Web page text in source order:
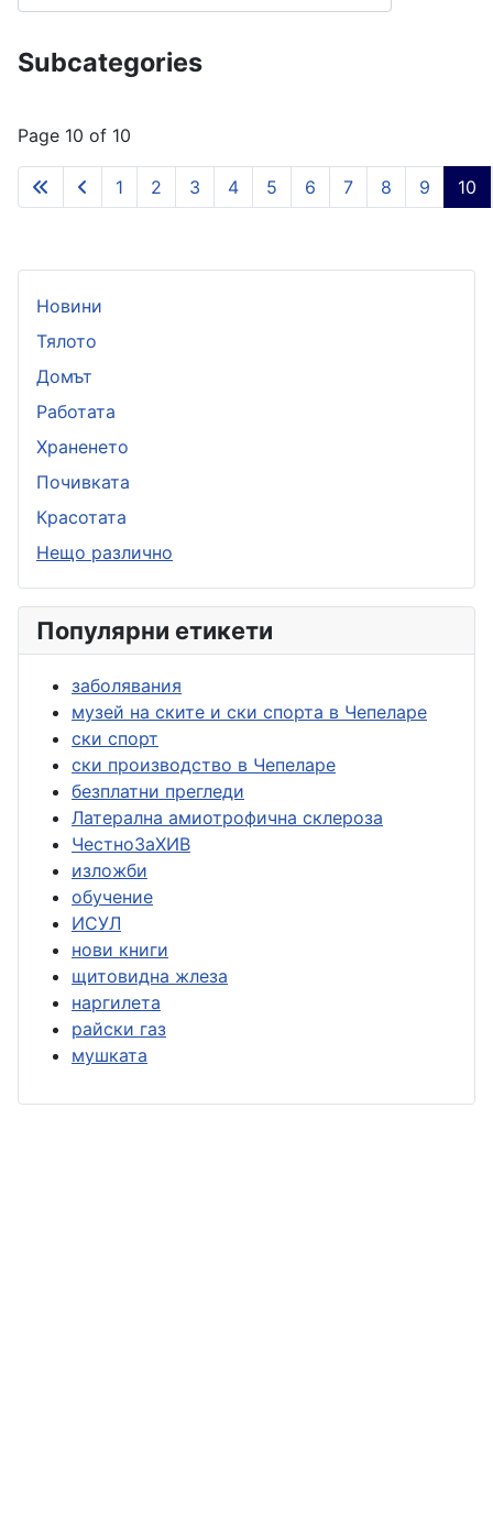
Subcategories
Page 10 of 10
1 2 3 4 5 6 7 8 9 10
Новини
Тялото
Домът
Работата
Храненето
Почивката
Красотата
Нещо различно
Популярни етикети
заболявания
музей на ските и ски спорта в Чепеларе
ски спорт
ски производство в Чепеларе
безплатни прегледи
Латерална амиотрофична склероза
ЧестноЗаХИВ
изложби
обучение
ИСУЛ
нови книги
щитовидна жлеза
наргилета
райски газ
мушката